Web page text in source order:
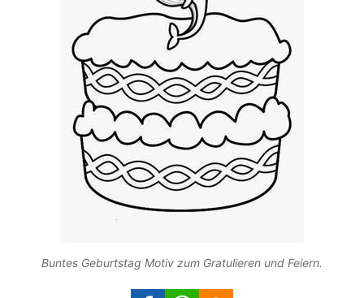
Buntes Geburtstag Motiv zum Gratulieren und Feiern.